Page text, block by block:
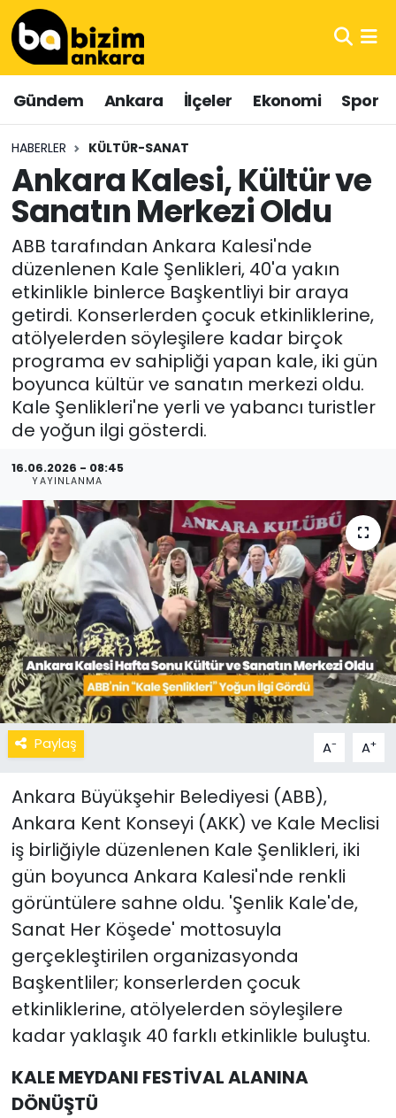
Gündem Ankara İlçeler Ekonomi Spor
HABERLER KÜLTÜR-SANAT
Ankara Kalesi, Kültür ve
Sanatın Merkezi Oldu
ABB tarafından Ankara Kalesi'nde
düzenlenen Kale Şenlikleri, 40'a yakın
etkinlikle binlerce Başkentliyi bir araya
getirdi. Konserlerden çocuk etkinliklerine,
atölyelerden söyleşilere kadar birçok
programa ev sahipliği yapan kale, iki gün
boyunca kültür ve sanatın merkezi oldu.
Kale Şenlikleri'ne yerli ve yabancı turistler
de yoğun ilgi gösterdi.
16.06.2026 - 08:45
YAYINLANMA
Paylaş A- A+
Ankara Büyükşehir Belediyesi (ABB),
Ankara Kent Konseyi (AKK) ve Kale Meclisi
iş birliğiyle düzenlenen Kale Şenlikleri, iki
gün boyunca Ankara Kalesi'nde renkli
görüntülere sahne oldu. 'Şenlik Kale'de,
Sanat Her Köşede' mottosuyla
gerçekleştirilen organizasyonda
Başkentliler; konserlerden çocuk
etkinliklerine, atölyelerden söyleşilere
kadar yaklaşık 40 farklı etkinlikle buluştu.
KALE MEYDANI FESTİVAL ALANINA
DÖNÜŞTÜ
Hava Durumu
Trafik Durumu
Süper Lig Puan Durumu ve Fikstür
Tüm Manşetler
Son Dakika Haberleri
Haber Arşivi